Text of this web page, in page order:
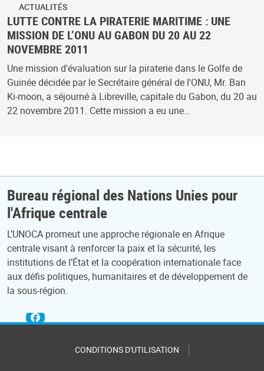
ACTUALITÉS
LUTTE CONTRE LA PIRATERIE MARITIME : UNE
MISSION DE L’ONU AU GABON DU 20 AU 22
NOVEMBRE 2011
Une mission d'évaluation sur la piraterie dans le Golfe de
Guinée décidée par le Secrétaire général de l'ONU, Mr. Ban
Ki-moon, a séjourné à Libreville, capitale du Gabon, du 20 au
22 novembre 2011. Cette mission a eu une…
Bureau régional des Nations Unies pour
l'Afrique centrale
L’UNOCA promeut une approche régionale en Afrique
centrale visant à renforcer la paix et la sécurité, les
institutions de l’État et la coopération internationale face
aux défis politiques, humanitaires et de développement de
la sous-région.
CONDITIONS D'UTILISATION